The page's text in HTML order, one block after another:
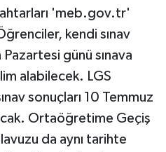
'meb.gov.tr'
kendi sınav
Pazartesi günü sınava
alabilecek. LGS
sonuçları 10 Temmuz
Ortaöğretime Geçiş
da aynı tarihte